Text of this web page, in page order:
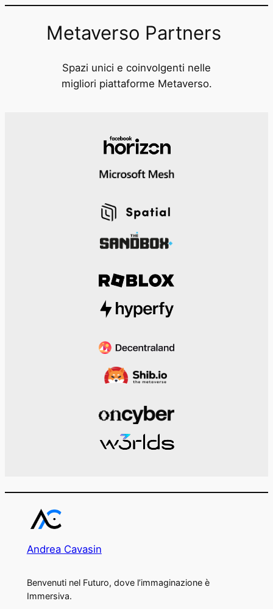
Metaverso Partners
Spazi unici e coinvolgenti nelle
migliori piattaforme Metaverso.
Andrea Cavasin
Benvenuti nel Futuro, dove l’immaginazione è
Immersiva.